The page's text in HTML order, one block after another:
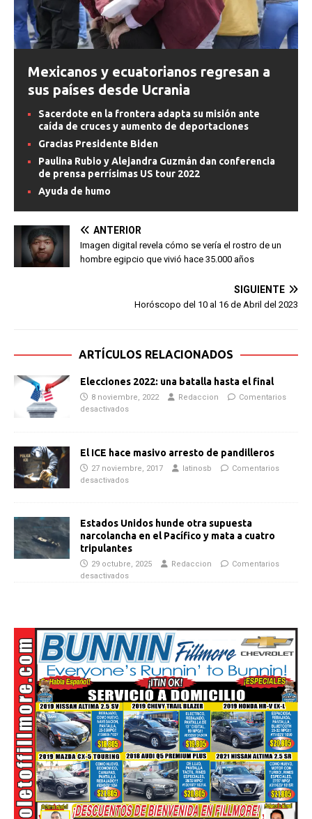
Mexicanos y ecuatorianos regresan a
sus países desde Ucrania
Sacerdote en la frontera adapta su misión ante
caída de cruces y aumento de deportaciones
Gracias Presidente Biden
Paulina Rubio y Alejandra Guzmán dan conferencia
de prensa perrísimas US tour 2022
Ayuda de humo
ANTERIOR
Imagen digital revela cómo se vería el rostro de un
hombre egipcio que vivió hace 35.000 años
SIGUIENTE
Horóscopo del 10 al 16 de Abril del 2023
ARTÍCULOS RELACIONADOS
Elecciones 2022: una batalla hasta el final
8 noviembre, 2022 Redaccion
Comentarios
desactivados
El ICE hace masivo arresto de pandilleros
27 noviembre, 2017 latinosb
Comentarios
desactivados
Estados Unidos hunde otra supuesta
narcolancha en el Pacífico y mata a cuatro
tripulantes
29 octubre, 2025 Redaccion
Comentarios
desactivados